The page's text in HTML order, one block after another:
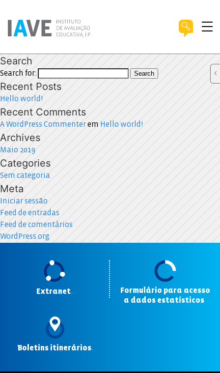
Search
Search for: Search
Recent Posts
Hello world!
Recent Comments
A WordPress Commenterem Hello world!
Archives
Maio 2019
Categories
Sem categoria
Meta
Iniciar sessão
Feed de entradas
Feed de comentários
WordPress.org
Extranet.
Formulário para acesso
a dados estatísticos
Boletins itinerários.